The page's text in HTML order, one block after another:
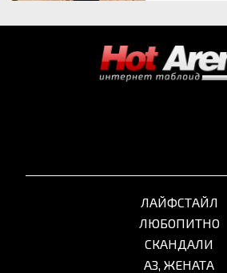
ЛАЙФСТАЙЛ
ЛЮБОПИТНО
СКАНДАЛИ
АЗ, ЖЕНАТА